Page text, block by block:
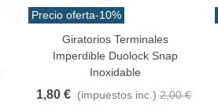
Precio oferta-10%
Favorito
Giratorios Terminales
Imperdible Duolock Snap
Inoxidable
1,80 € (impuestos inc.) 2,00 €